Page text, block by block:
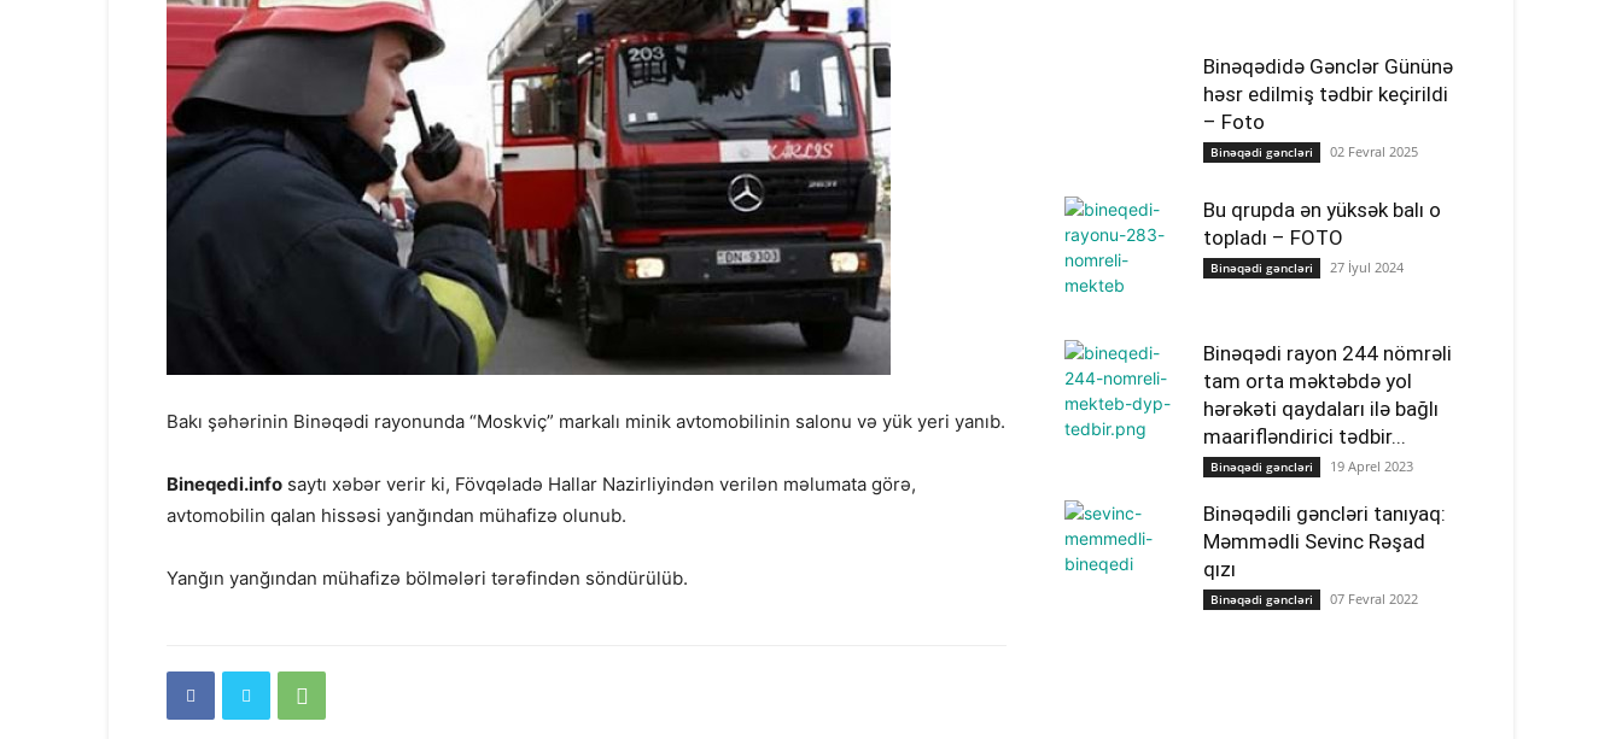
Bakı şəhərinin Binəqədi rayonunda “Moskviç” markalı minik avtomobilinin salonu və yük yeri yanıb.
Bineqedi.info saytı xəbər verir ki, Fövqəladə Hallar Nazirliyindən verilən məlumata görə,
avtomobilin qalan hissəsi yanğından mühafizə olunub.
Yanğın yanğından mühafizə bölmələri tərəfindən söndürülüb.
Binəqədidə Gənclər Gününə
həsr edilmiş tədbir keçirildi
– Foto
Binəqədi gəncləri 02 Fevral 2025
Bu qrupda ən yüksək balı o
topladı – FOTO
Binəqədi gəncləri 27 İyul 2024
Binəqədi rayon 244 nömrəli
tam orta məktəbdə yol
hərəkəti qaydaları ilə bağlı
maarifləndirici tədbir...
Binəqədi gəncləri 19 Aprel 2023
Binəqədili gəncləri tanıyaq:
Məmmədli Sevinc Rəşad
qızı
Binəqədi gəncləri 07 Fevral 2022